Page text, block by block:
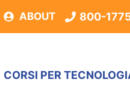
ABOUT 800-
CORSI PER